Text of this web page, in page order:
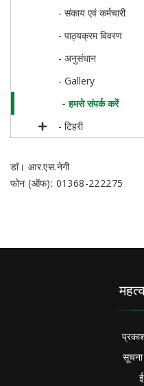
- संकाय एवं कर्मचारी
- पाठ्यक्रम विवरण
- अनुसंधान
- Gallery
- हमसे संपर्क करें
- टिहरी
डॉ। आर.एस.नेगी
फोन (ऑफ): 01368-222275